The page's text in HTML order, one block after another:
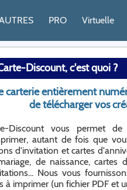
PRO Virtuelle
Discount, c'est quoi ?
carterie entièrement
de télécharger vos
Discount vous permet de
autant de fois que
d'invitation et cartes
de naissance, cartes
Nous vous
à imprimer (un fichier PDF et